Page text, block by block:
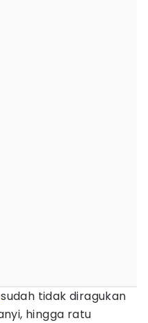
sudah tidak diragukan
hingga ratu